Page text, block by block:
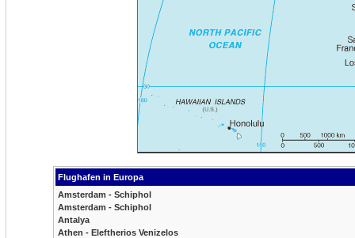
Flughafen in Europa
Amsterdam - Schiphol
Amsterdam - Schiphol
Antalya
Athen - Eleftherios Venizelos